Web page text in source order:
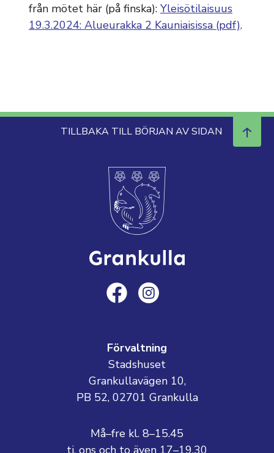
från mötet här (på finska): Yleisötilaisuus
19.3.2024: Alueurakka 2 Kauniaisissa (pdf).
TILLBAKA TILL BÖRJAN AV SIDAN
Förvaltning
Stadshuset
Grankullavägen 10,
PB 52, 02701 Grankulla
Må–fre kl. 8–15.45
ti, ons och to även 17–19.30